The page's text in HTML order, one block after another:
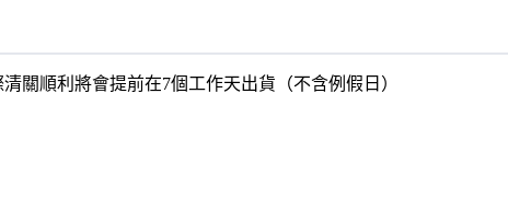
關順利將會提前在7個工作天出貨（不含例假日）